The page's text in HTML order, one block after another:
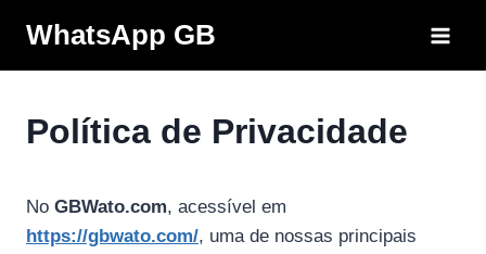
para
o
WhatsApp GB
Política de Privacidade
No GBWato.com, acessível em
https://gbwato.com/, uma de nossas principais